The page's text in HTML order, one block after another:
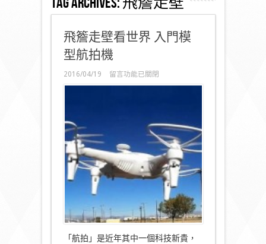
飛簷走壁看世界 入門模
型航拍機
2016/04/19
在
〈飛
入
門
拍
機〉
中
留言功能已關閉
「航拍」是近年其中一個科技新貴，